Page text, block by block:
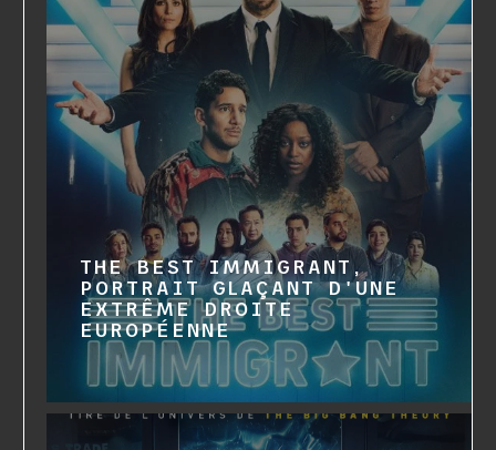
THE BEST IMMIGRANT,
PORTRAIT GLAÇANT D'UNE
EXTRÊME DROITE
EUROPÉENNE